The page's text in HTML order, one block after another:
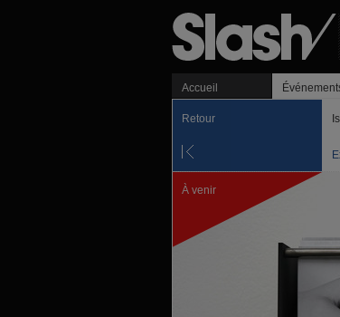
Accueil
Retour
À venir